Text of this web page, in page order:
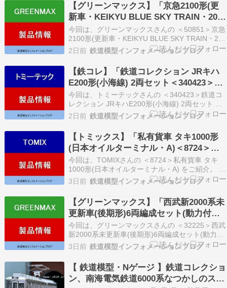
【グリーンマックス】「京急2100形(更
新車・KEIKYU BLUE SKY TRAIN・20周
年記念装飾)8両編成セット(動力付き)＜
50851＞」鉄道模型Nゲージ(26年版)
今回は、グリーンマックスさんの ＜50851＞京急
2100形(更新車・KEIKYU BLUE SKY TRAIN・20
周年記念装飾)8両編成セット(動力付き) をご紹
介。 下記内容は2026年更新時点の情報です。 ★
＜50851＞京急2100形(更新車・KEIKYU BLUE …
2日前 鉄道模型インフォメーションブログ
【鉄コレ】「鉄道コレクション JRキハ
E200形(小海線) 2両セット＜340423＞」
鉄道模型Nゲージ(26年版)
今回は、トミーテックさんの ＜340423＞鉄道コ
レクション JRキハE200形(小海線) 2両セット を
ご紹介。 下記内容は2026年更新時点の情報で
す。 ★＜340423＞鉄道コレクション JRキハ
E200形(小海線) 2両セット AD Yahoo AD
Rakuten ＜…
2日前 鉄道模型インフォメーションブログ
【トミックス】「私有貨車 タキ1000形
(日本オイルターミナル・A)＜8724＞」
鉄道模型Nゲージ(26年版)
今回は、TOMIXさんの ＜8724＞私有貨車 タキ
1000形(日本オイルターミナル・A) をご紹介。 下
記内容は2026年更新時点の情報です。 ★＜8724
＞私有貨車 タキ1000形(日本オイルターミナル・
A) AD Yahoo AD Yahoo ＜実車ガイド＞ ガソリン
専用…
3日前 鉄道模型インフォメーションブログ
【グリーンマックス】「西武新2000系未
更新車(後期形)6両編成セット(動力付き)
＜32225＞」鉄道模型Nゲージ(26年版)
今回は、グリーンマックスさんの ＜32225＞西武
新2000系未更新車(後期形)6両編成セット(動力付
き) をご紹介。 下記内容は2026年更新時点の情報
です。 ★＜32225＞西武新2000系未更新車(後期
形)6両編成セット(動力付き) AD Yahoo AD
Rakuten…
3日前 鉄道模型インフォメーションブログ
【 鉄道模型・Nゲージ 】鉄道コレクショ
ン、南海電気鉄道6000系なつかしのステ